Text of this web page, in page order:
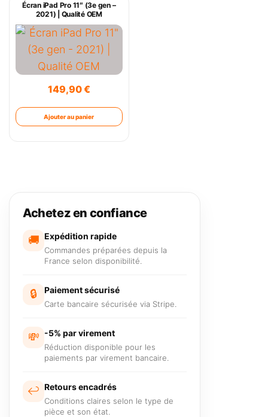
Écran iPad Pro 11″ (3e gen –
2021) | Qualité OEM
149,90€
Ajouter au panier
Achetez en confiance
🚚 Expédition rapide
Commandes préparées depuis la
France selon disponibilité.
🔒 Paiement sécurisé
Carte bancaire sécurisée via Stripe.
💸 -5% par virement
Réduction disponible pour les
paiements par virement bancaire.
↩️ Retours encadrés
Conditions claires selon le type de
pièce et son état.